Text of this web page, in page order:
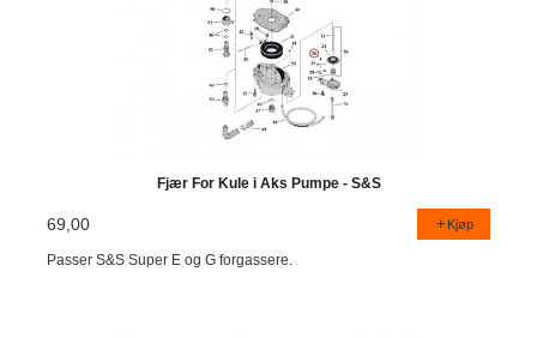
Fjær For Kule i Aks Pumpe - S&S
69,00 Kjøp
Passer S&S Super E og G forgassere.